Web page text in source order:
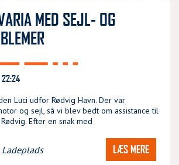
MED SEJL- OG
Luci udfor Rødvig Havn. Der var
og sejl, så vi blev bedt om assistance til
Efter en snak med
Ladeplads LÆS MERE